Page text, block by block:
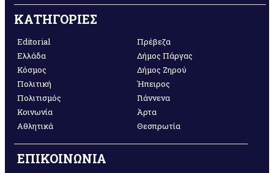
ΚΑΤΗΓΟΡΙΕΣ
Editorial
Ελλάδα
Κόσμος
Πολιτική
Πολιτισμός
Κοινωνία
Αθλητικά
Πρέβεζα
Δήμος Πάργας
Δήμος Ζηρού
Ήπειρος
Γιάννενα
Άρτα
Θεσπρωτία
ΕΠΙΚΟΙΝΩΝΙΑ